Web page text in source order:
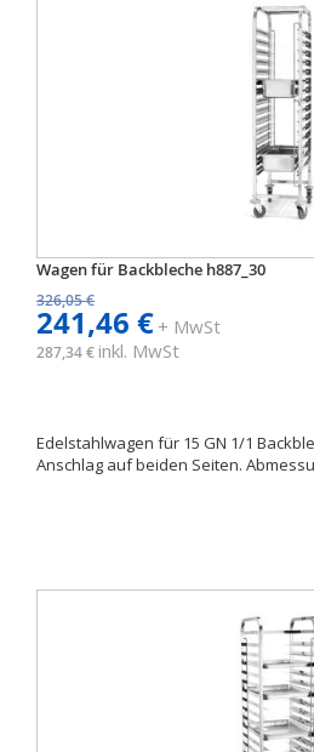
Wagen für Backbleche h887_30
326,05 €
241,46 €+ MwSt
287,34 € inkl. MwSt
Edelstahlwagen für 15 GN 1/1
Anschlag auf beiden Seiten.